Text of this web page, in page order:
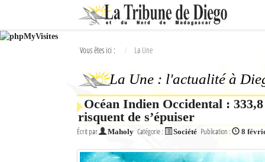
Ok
L'actualité à Diego Suarez
Vous êtes ici : La Une
La Une : l'actualité à
Océan Indien Occidental :
risquent de s’épuiser
Écrit par Maholy Catégorie : Société Publication : 8